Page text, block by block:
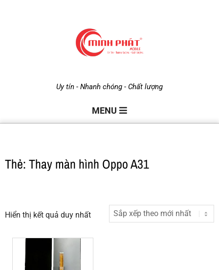
i
n
P
h
Uy tín - Nhanh chóng - Chất lượng
MENU
Thẻ: Thay màn hình Oppo A31
Hiển thị kết quả duy nhất